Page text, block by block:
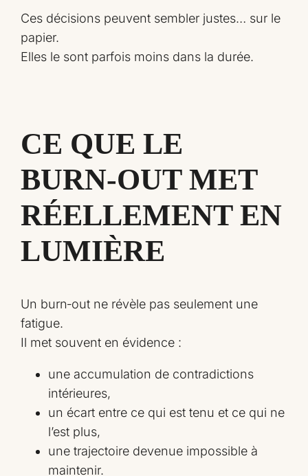
Ces décisions peuvent sembler justes… sur le
papier.
Elles le sont parfois moins dans la durée.
CE QUE LE
BURN‑OUT MET
RÉELLEMENT EN
LUMIÈRE
Un burn‑out ne révèle pas seulement une
fatigue.
Il met souvent en évidence :
une accumulation de contradictions
intérieures,
un écart entre ce qui est tenu et ce qui ne
l’est plus,
une trajectoire devenue impossible à
maintenir.